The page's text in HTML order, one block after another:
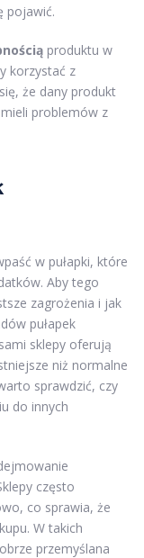
pojawić.
produktu w
korzystać z
że dany produkt
problemów z
w pułapki, które
Aby tego
zagrożenia i jak
pułapek
sklepy oferują
niż normalne
sprawdzić, czy
do innych
często
co sprawia, że
W takich
przemyślana